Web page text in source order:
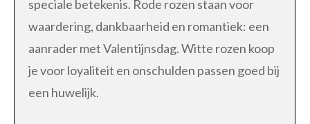
speciale betekenis. Rode rozen staan voor
waardering, dankbaarheid en romantiek: een
aanrader met Valentijnsdag. Witte rozen koop
je voor loyaliteit en onschulden passen goed bij
een huwelijk.